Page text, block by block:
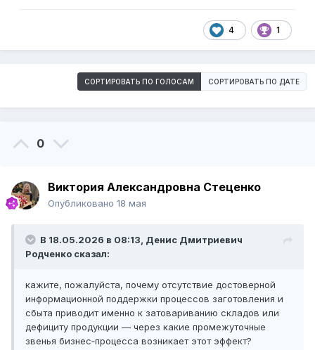
4 1
СОРТИРОВАТЬ ПО ГОЛОСАМ СОРТИРОВАТЬ ПО ДАТЕ
0
Виктория Александровна Стеценко
Опубликовано 18 мая
В 18.05.2026 в 08:13, Денис Дмитриевич
Родченко сказал:
кажите, пожалуйста, почему отсутствие достоверной
информационной поддержки процессов заготовления и
сбыта приводит именно к затовариванию складов или
дефициту продукции — через какие промежуточные
звенья бизнес‑процесса возникает этот эффект?